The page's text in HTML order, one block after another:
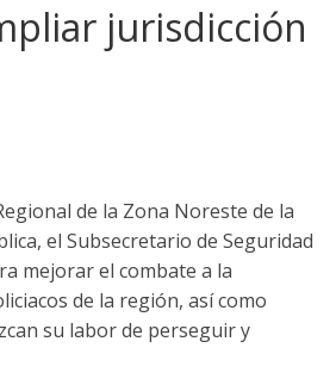
jurisdicción
de la Zona Noreste de la
el Subsecretario de Seguridad
mejorar el combate a la
de la región, así como
su labor de perseguir y